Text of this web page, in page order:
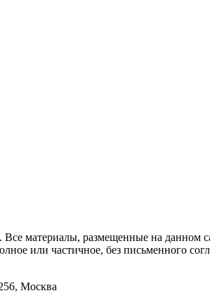
материалы, размещенные на данном
или частичное, без письменного
Москва